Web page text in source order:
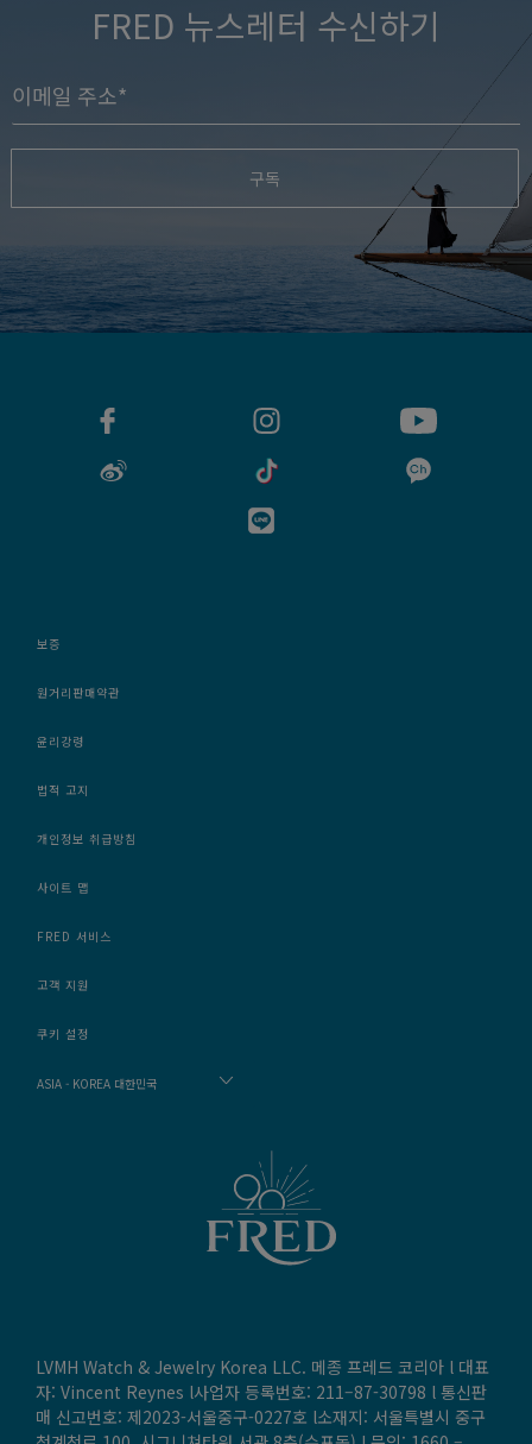
FRED 뉴스레터 수신하기
구독
보증
원거리판매약관
윤리강령
법적 고지
개인정보 취급방침
사이트 맵
FRED 서비스
고객 지원
쿠키 설정
ASIA - KOREA 대한민국
LVMH Watch & Jewelry Korea LLC. 메종 프레드 코리아 l 대표
자: Vincent Reynes l사업자 등록번호: 211–87-30798 l 통신판
매 신고번호: 제2023-서울중구-0227호 l소재지: 서울특별시 중구